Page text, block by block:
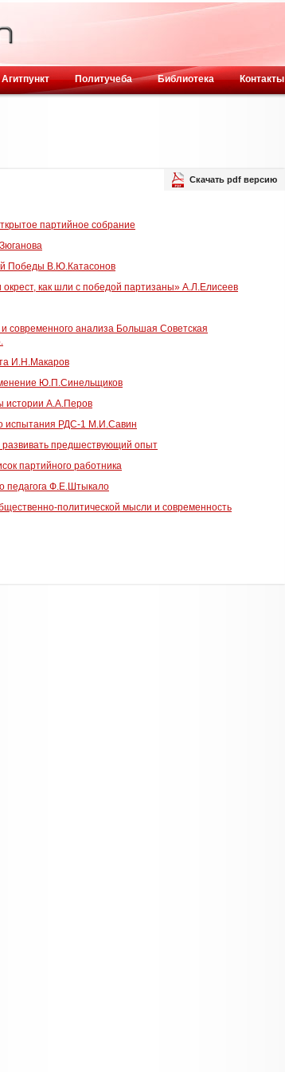
Агитпункт Политучеба Библиотека Контакты
Скачать pdf версию
партийное собрание
Победы В.Ю.Катасонов
как шли с победой партизаны» А.Л.Елисеев
современного анализа Большая Советская
И.Н.Макаров
Ю.П.Синельщиков
истории А.А.Перов
испытания РДС-1 М.И.Савин
развивать предшествующий опыт
партийного работника
педагога Ф.Е.Штыкало
политической мысли и современность